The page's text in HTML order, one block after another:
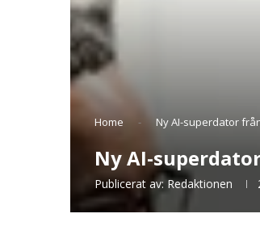
Home - Ny AI-superdator
Ny AI-
Publicerat av: Redaktionen